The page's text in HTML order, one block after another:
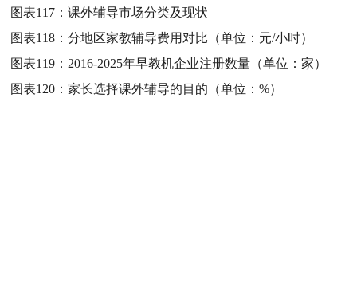
图表117：课外辅导市场分类及现状
图表118：分地区家教辅导费用对比（单位：元/小时）
图表119： 2016-2025年早教机企业注册数量（单位：家）
图表120：家长选择课外辅导的目的（单位：%）